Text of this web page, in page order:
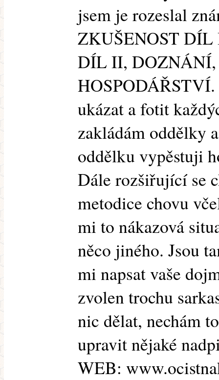
jsem je rozeslal
ZKUŠENOST DÍL
DÍL II,
ukázat a fotit
zakládám oddělky
oddělku vypěstuji
Dále rozšiřující se
metodice chovu
mi to nákazová
něco jiného. Jsou
mi napsat vaše
zvolen trochu
nic dělat, nechám
upravit nějaké
WEB: